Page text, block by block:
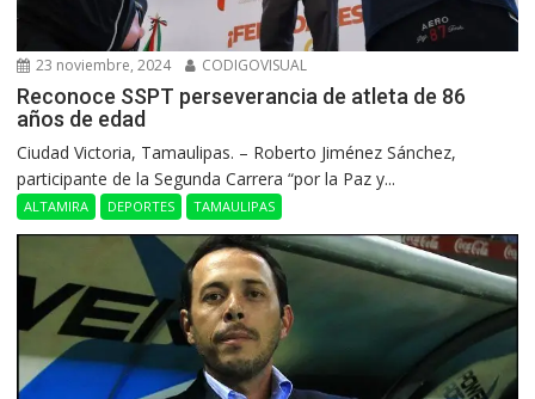
23 noviembre, 2024 CODIGOVISUAL
Reconoce SSPT perseverancia de atleta de 86
años de edad
Ciudad Victoria, Tamaulipas. – Roberto Jiménez Sánchez,
participante de la Segunda Carrera “por la Paz y...
ALTAMIRA DEPORTES TAMAULIPAS